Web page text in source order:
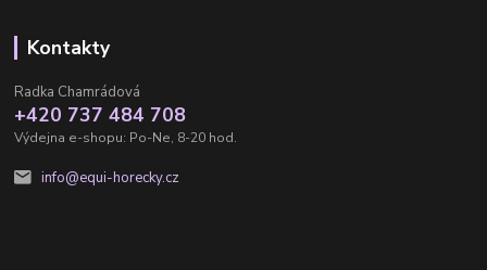
Kontakty
Radka Chamrádová
+420 737 484 708
Výdejna e-shopu: Po-Ne, 8-20 hod.
info@equi-horecky.cz